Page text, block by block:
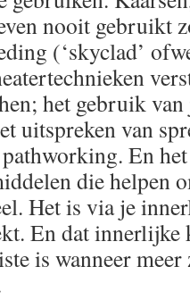
nooit gebruikt
(‘skyclad’
het gebruik
uitspreken van
En
die helpen
Het is via je
En dat
is wanneer